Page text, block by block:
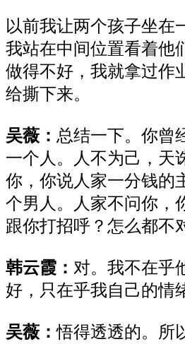
以前我让两个孩子坐在
我站在中间位置看着他
做得不好， 我就拿过作
给撕下来。
吴薇： 总结一下。 你曾
一个人 。人不为己，天
你，你说人家一分钱的
个男人。人家不问你，
跟你打招呼 ？ 怎么都不
韩云霞 ： 对。 我不在乎
好，只在乎我自己的情
吴薇：悟得透透的。所